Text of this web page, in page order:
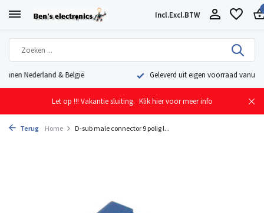
Incl.Excl.BTW
Geleverd uit eigen voorraad vanuit ons magazijn in Nederland
Let op !!! Vakantie sluiting. Klik hier voor meer info
Terug Home D-sub male connector 9 polig l...